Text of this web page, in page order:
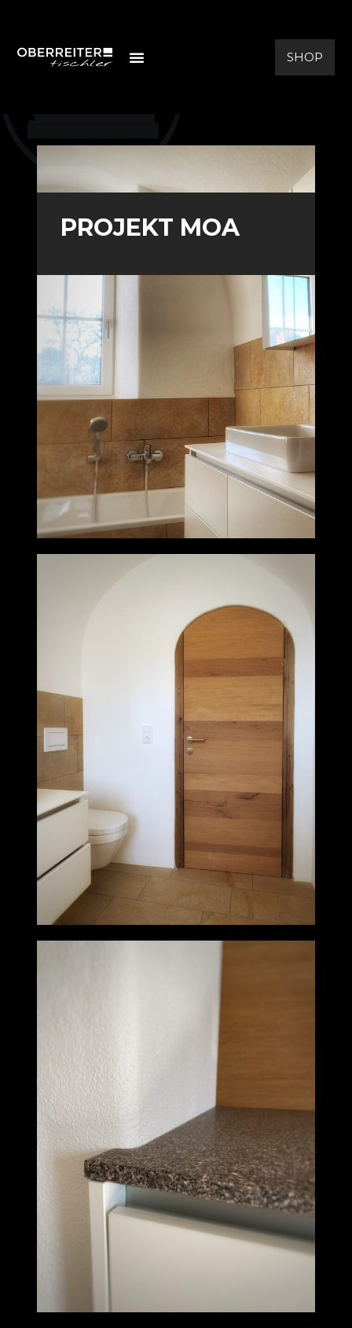
SHOP
PROJEKT MOA
Zwei Wohnungen im alten
wurden revitalisiert und mit leibe
Echtholzboden in Eiche,
Füllungsinnentüren in weiß lackiert,
Küche grifflos weiß lackiert
kombiniert mit Echtholz Eiche weiß
geölt, ...